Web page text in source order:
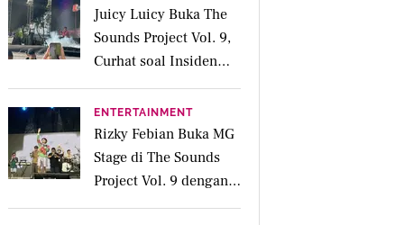
Juicy Luicy Buka The
Sounds Project Vol. 9,
Curhat soal Insiden
Salah Kostum
ENTERTAINMENT
Rizky Febian Buka MG
Stage di The Sounds
Project Vol. 9 dengan
Deretan Hitsnya